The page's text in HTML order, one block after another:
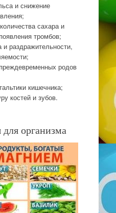
и снижение
сахара и
тромбов;
и раздражительности,
родов
кишечника;
костей и зубов.
организма